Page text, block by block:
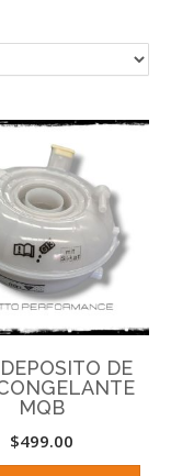
DE
MQB
$499.00